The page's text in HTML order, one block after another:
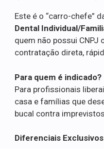
Este é o “carro-chefe”
Dental Individual/
quem não possui CNPJ
contratação direta,
Para quem é indicado?
Para profissionais
casa e famílias que
bucal contra
Diferenciais